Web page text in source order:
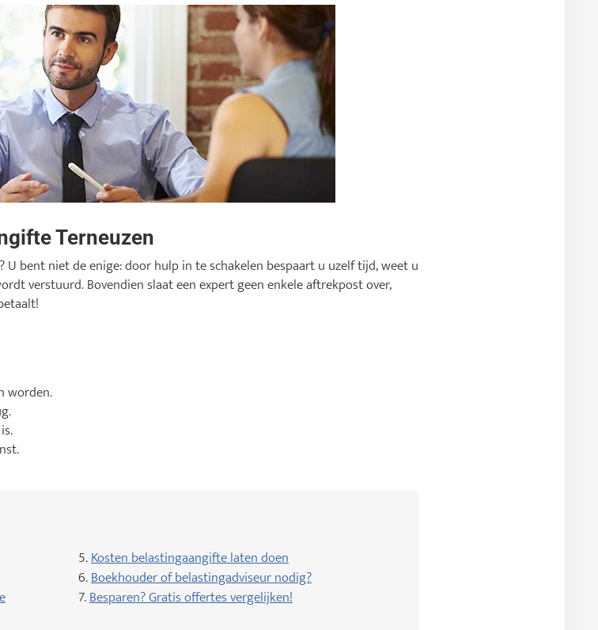
Terneuzen
bent niet de enige: door hulp in te schakelen bespaart u uzelf tijd, weet u
verstuurd. Bovendien slaat een expert geen enkele aftrekpost over,
worden.
5.Kosten belastingaangifte laten doen
6.Boekhouder of belastingadviseur nodig?
7.Besparen? Gratis offertes vergelijken!